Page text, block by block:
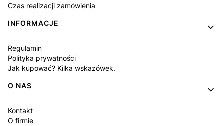
Czas realizacji zamówienia
INFORMACJE
Regulamin
Polityka prywatności
Jak kupować? Kilka wskazówek.
O NAS
Kontakt
O firmie